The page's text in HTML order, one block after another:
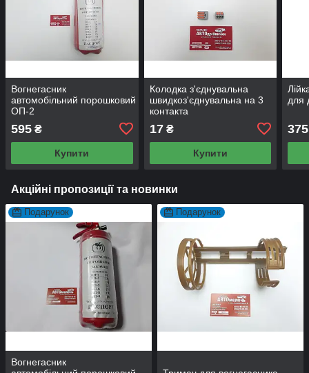
Вогнегасник
автомобільний порошковий
ОП-2
595 ₴
Купити
Колодка з'єднувальна
швидкоз'єднувальна на 3
контакта
17₴
Купити
для
375
Акційні пропозиції та новинки
Подарунок
Вогнегасник
Подарунок